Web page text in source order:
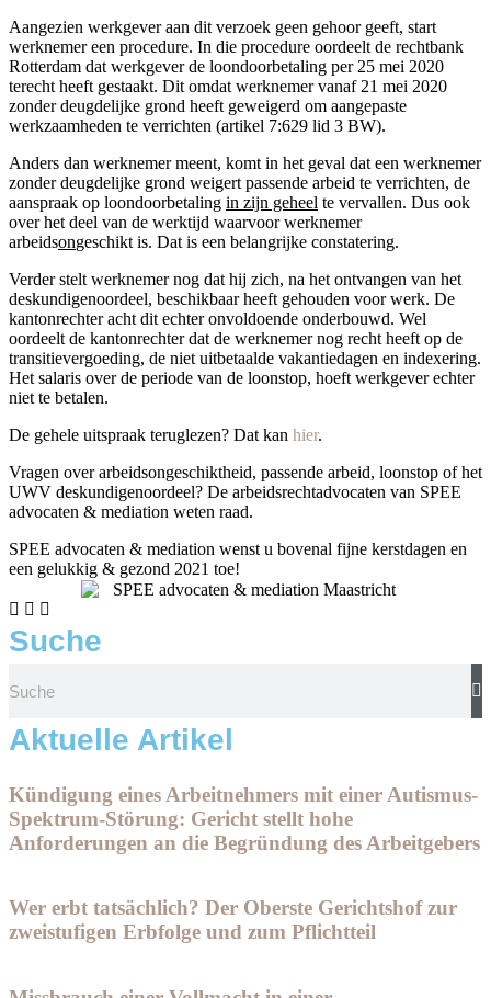
Aangezien werkgever aan dit verzoek geen gehoor geeft, start
werknemer een procedure. In die procedure oordeelt de rechtbank
Rotterdam dat werkgever de loondoorbetaling per 25 mei 2020
terecht heeft gestaakt. Dit omdat werknemer vanaf 21 mei 2020
zonder deugdelijke grond heeft geweigerd om aangepaste
werkzaamheden te verrichten (artikel 7:629 lid 3 BW).
Anders dan werknemer meent, komt in het geval dat een werknemer
zonder deugdelijke grond weigert passende arbeid te verrichten, de
aanspraak op loondoorbetaling in zijn geheel te vervallen. Dus ook
over het deel van de werktijd waarvoor werknemer
arbeidsongeschikt is. Dat is een belangrijke constatering.
Verder stelt werknemer nog dat hij zich, na het ontvangen van het
deskundigenoordeel, beschikbaar heeft gehouden voor werk. De
kantonrechter acht dit echter onvoldoende onderbouwd. Wel
oordeelt de kantonrechter dat de werknemer nog recht heeft op de
transitievergoeding, de niet uitbetaalde vakantiedagen en indexering.
Het salaris over de periode van de loonstop, hoeft werkgever echter
niet te betalen.
De gehele uitspraak teruglezen? Dat kan hier.
Vragen over arbeidsongeschiktheid, passende arbeid, loonstop of het
UWV deskundigenoordeel? De arbeidsrechtadvocaten van SPEE
advocaten & mediation weten raad.
SPEE advocaten & mediation wenst u bovenal fijne kerstdagen en
een gelukkig & gezond 2021 toe!
Suche
Aktuelle Artikel
Kündigung eines Arbeitnehmers mit einer Autismus-
Spektrum-Störung: Gericht stellt hohe
Anforderungen an die Begründung des Arbeitgebers
Wer erbt tatsächlich? Der Oberste Gerichtshof zur
zweistufigen Erbfolge und zum Pflichtteil